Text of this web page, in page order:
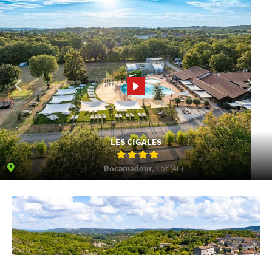
LES CIGALES
Rocamadour,Lot (46)